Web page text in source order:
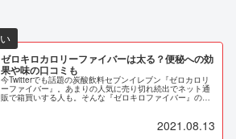
ゼロキロカロリーファイバーは太る？便秘への効
果や味の口コミも
今Twitterでも話題の炭酸飲料セブンイレブン『ゼロカロリ
ーファイバー』。あまりの人気に売り切れ続出でネット通
販で箱買いする人も。そんな『ゼロキロファイバー』の気
になる味や便秘への効果、そして太るのかなどについての
2021.08.13